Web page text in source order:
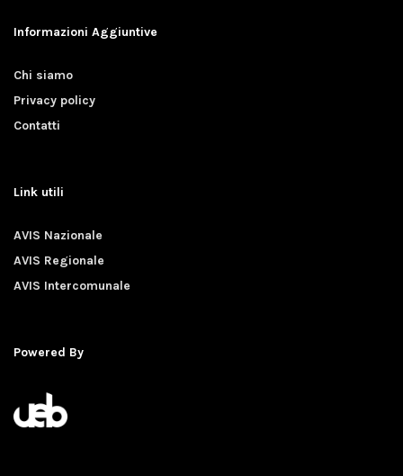
Informazioni Aggiuntive
Chi siamo
Privacy policy
Contatti
Link utili
AVIS Nazionale
AVIS Regionale
AVIS Intercomunale
Powered By